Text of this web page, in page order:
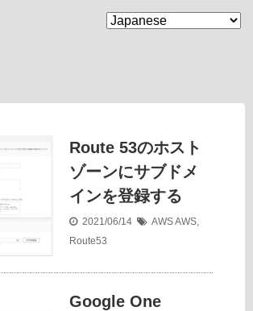
MENU
Route 53のホスト
ゾーンにサブドメ
インを登録する
2021/06/14 AWSAWS,
Route53
Google One